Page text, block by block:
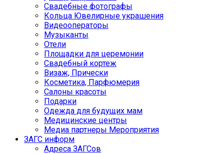
Свадебные фотографы
Кольца Ювелирные украшения
Видеооператоры
Музыканты
Отели
Площадки для церемонии
Свадебный кортеж
Визаж, Прически
Косметика, Парфюмерия
Салоны красоты
Подарки
Одежда для будущих мам
Медицинские центры
Медиа партнеры Мероприятия
ЗАГС информ
Адреса ЗАГСов